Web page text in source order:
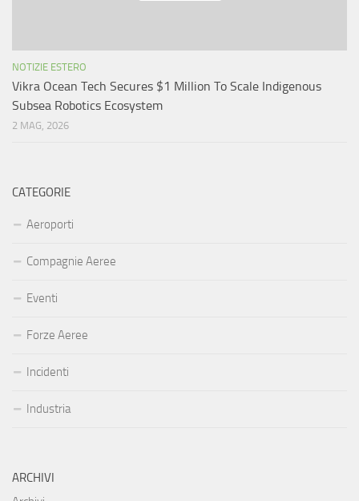
NOTIZIE ESTERO
Vikra Ocean Tech Secures $1 Million To Scale Indigenous
Subsea Robotics Ecosystem
2 MAG, 2026
CATEGORIE
Aeroporti
Compagnie Aeree
Eventi
Forze Aeree
Incidenti
Industria
ARCHIVI